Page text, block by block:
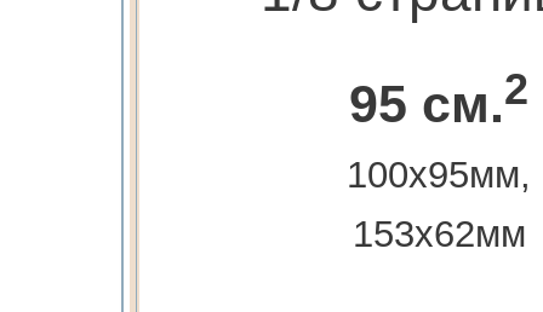
95 см.2
100х95мм,
153х62мм